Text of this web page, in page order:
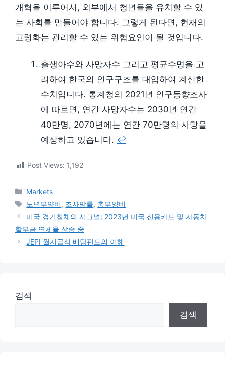
개혁을 이루어서, 외부에서 청년들을 유치할 수 있
는 사회를 만들어야 합니다. 그렇게 된다면, 현재의
고령화는 관리할 수 있는 위험요인이 될 것입니다.
출생아수와 사망자수 그리고 평균수명을 고
려하여 한국의 인구구조를 대입하여 계산한
수치입니다. 통계청의 2021년 인구동향조사
에 따르면, 연간 사망자수는 2030년 연간
40만명, 2070년에는 연간 70만명의 사망을
예상하고 있습니다. ↩︎
Post Views: 1,192
카
테
리
Markets
태
그
노년부양비, 조사망률, 총부양비
미국 경기침체의 시그널; 2023년 미국 신용카드 및 자동차
할부금 연체율 상승 중
JEPI 월지급식 배당펀드의 이해
검색
검색